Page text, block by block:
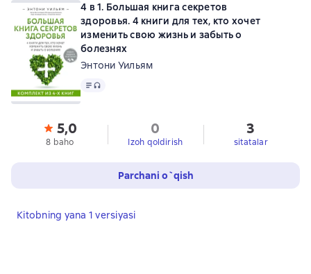
4 в 1. Большая книга секретов
здоровья. 4 книги для тех, кто хочет
изменить свою жизнь и забыть о
болезнях
Энтони Уильям
Matn
5,0
8 baho
0
Izoh qoldirish
3
sitatalar
Parchani o`qish
Kitobning yana 1 versiyasi